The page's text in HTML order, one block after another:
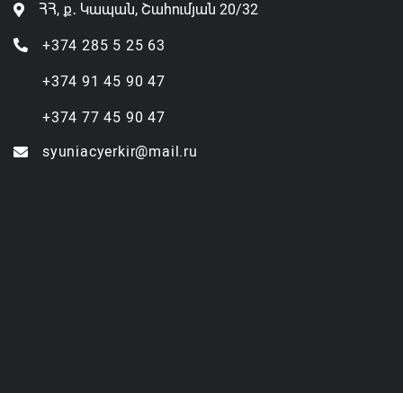
ՀՀ, ք․ Կապան, Շահումյան 20/32
+374 285 5 25 63
+374 91 45 90 47
+374 77 45 90 47
syuniacyerkir@mail.ru